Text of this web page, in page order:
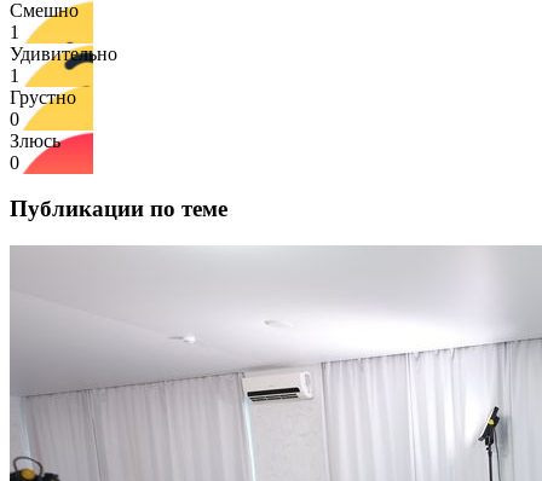
Смешно
1
Удивительно
1
Грустно
0
Злюсь
0
Публикации по теме